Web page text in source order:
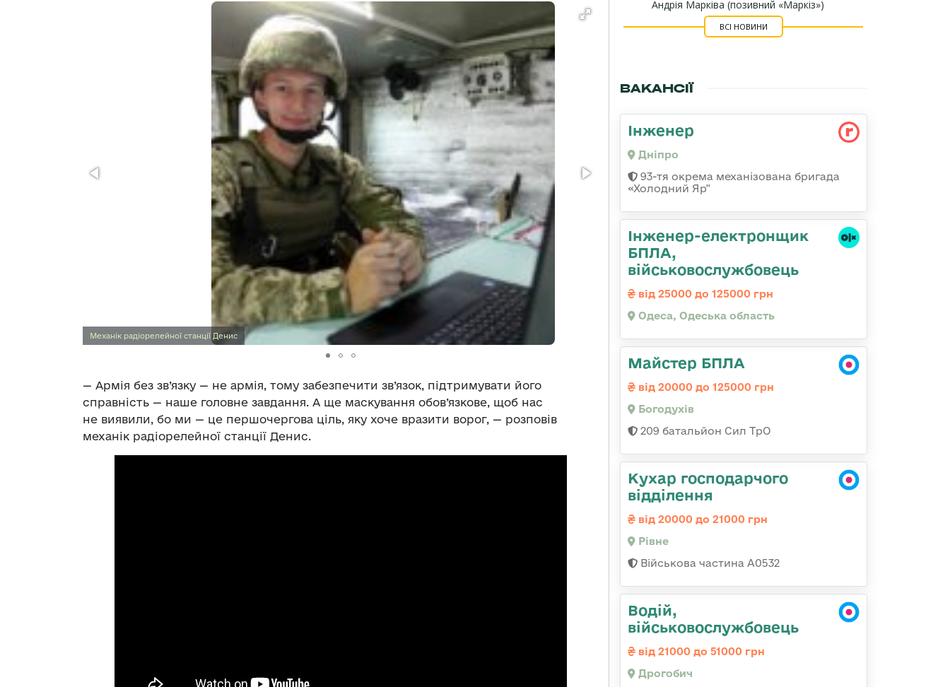
Механік радіорелейної станції Денис
— Армія без зв’язку — не армія, тому забезпечити зв’язок, підтримувати його
справність — наше головне завдання. А ще маскування обов’язкове, щоб нас
не виявили, бо ми — це першочергова ціль, яку хоче вразити ворог, — розповів
механік радіорелейної станції Денис.
Андрія Марківа (позивний «Маркіз»)
ВСІ НОВИНИ
ВАКАНСІЇ
Інженер
Дніпро
93-тя окрема механізована бригада
«Холодний Яр"
Інженер-електронщик
БПЛА,
військовослужбовець
від 25000 до 125000 грн
Одеса, Одеська область
Майстер БПЛА
від 20000 до 125000 грн
Богодухів
209 батальйон Сил ТрО
Кухар господарчого
відділення
від 20000 до 21000 грн
Рівне
Військова частина А0532
Водій,
військовослужбовець
від 21000 до 51000 грн
Дрогобич